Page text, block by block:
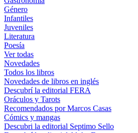
Género
Infantiles
Juveniles
Literatura
Poesía
Ver todas
Novedades
Todos los libros
Novedades de libros en inglés
Descubrí la editorial FERA
Oráculos y Tarots
Recomendados por Marcos Casas
Cómics y mangas
Descubri la editorial Septimo Sello